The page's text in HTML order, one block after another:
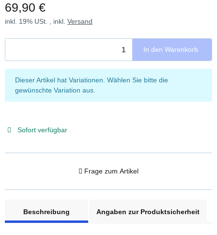
69,90 €
inkl. 19% USt. , inkl. Versand
In den Warenkorb
x
Dieser Artikel hat Variationen. Wählen Sie bitte die
gewünschte Variation aus.
Sofort verfügbar
Frage zum Artikel
Beschreibung
Angaben zur Produktsicherheit